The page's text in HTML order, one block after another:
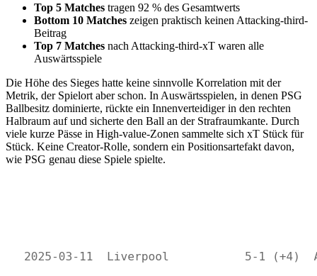
Top 5 Matches tragen 92 % des Gesamtwerts
Bottom 10 Matches zeigen praktisch keinen Attacking-third-
Beitrag
Top 7 Matches nach Attacking-third-xT waren alle
Auswärtsspiele
Die Höhe des Sieges hatte keine sinnvolle Korrelation mit der
Metrik, der Spielort aber schon. In Auswärtsspielen, in denen PSG
Ballbesitz dominierte, rückte ein Innenverteidiger in den rechten
Halbraum auf und sicherte den Ball an der Strafraumkante. Durch
viele kurze Pässe in High-value-Zonen sammelte sich xT Stück für
Stück. Keine Creator-Rolle, sondern ein Positionsartefakt davon,
wie PSG genau diese Spiele spielte.